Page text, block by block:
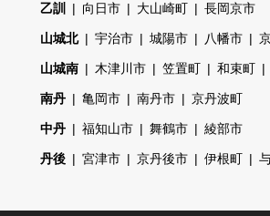
乙訓 向日市 大山崎町 長岡京市
山城北 宇治市 城陽市 八幡市
山城南 木津川市 笠置町 和束町
南丹 亀岡市 南丹市 京丹波町
中丹 福知山市 舞鶴市 綾部市
丹後 宮津市 京丹後市 伊根町